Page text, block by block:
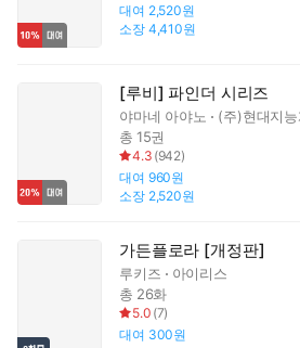
대여 2,520원
소장 4,410원
[루비] 파인더 시리즈
야마네 아야노
(주)현대지
총 15권
4.3 (942)
대여 960원
소장 2,520원
가든플로라 [개정판]
루키즈
아이리스
총 26화
5.0 (7)
대여 300원